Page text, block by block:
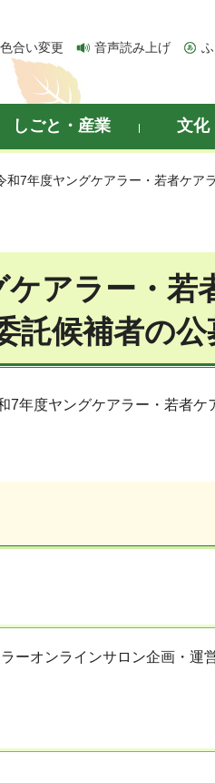
合い変更 音声読み上げ
しごと・産業 文化
和7年度ヤングケアラー・若者ケア
アラー・
託候補者の
7年度ヤングケアラー・若者
ーオンラインサロン企画・運